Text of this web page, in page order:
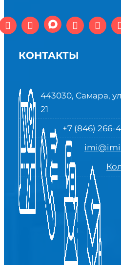
КОНТАКТЫ
443030, Самара,
21
+7 (846) 266-